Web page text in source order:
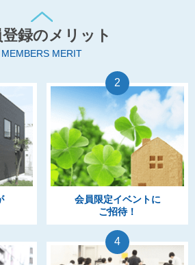
録のメリット
MEMBERS MERIT
2
会員限定イベントに
ご招待！
4